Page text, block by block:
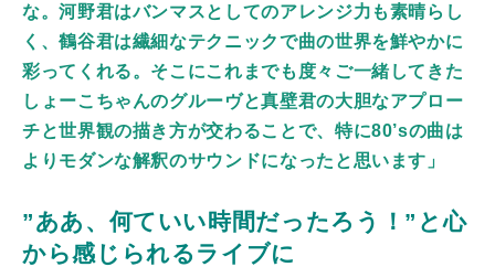
な。河野君はバンマスとしてのアレンジ力も素晴らし
く、鶴谷君は繊細なテクニックで曲の世界を鮮やかに
彩ってくれる。そこにこれまでも度々ご一緒してきた
しょーこちゃんのグルーヴと真壁君の大胆なアプロー
チと世界観の描き方が交わることで、特に80’sの曲は
よりモダンな解釈のサウンドになったと思います」
”ああ、何ていい時間だったろう！”と心
から感じられるライブに